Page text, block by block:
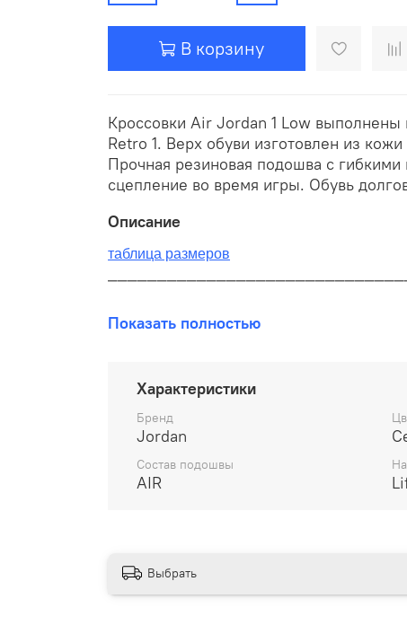
В корзину
Кроссовки Air Jordan 1 Low выполнены
Retro 1. Верх обуви изготовлен из
Прочная резиновая подошва с гибкими
сцепление во время игры. Обувь
Описание
таблица размеров
Бесплатная доставка:
По всей России от 10 до 14 дней
Почтой России 1 классом
Показать полностью
Характеристики
Бренд
Jordan
Состав подошвы
AIR
Выбрать